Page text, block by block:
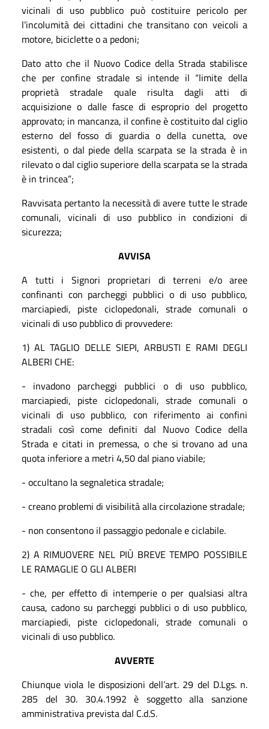
vicinali di uso pubblico può costituire pericolo per
l’incolumità dei cittadini che transitano con veicoli a
motore, biciclette o a pedoni;
Dato atto che il Nuovo Codice della Strada stabilisce
che per confine stradale si intende il “limite della
proprietà stradale quale risulta dagli atti di
acquisizione o dalle fasce di esproprio del progetto
approvato; in mancanza, il confine è costituito dal ciglio
esterno del fosso di guardia o della cunetta, ove
esistenti, o dal piede della scarpata se la strada è in
rilevato o dal ciglio superiore della scarpata se la strada
è in trincea”;
Ravvisata pertanto la necessità di avere tutte le strade
comunali, vicinali di uso pubblico in condizioni di
sicurezza;
AVVISA
A tutti i Signori proprietari di terreni e/o aree
confinanti con parcheggi pubblici o di uso pubblico,
marciapiedi, piste ciclopedonali, strade comunali o
vicinali di uso pubblico di provvedere:
1) AL TAGLIO DELLE SIEPI, ARBUSTI E RAMI DEGLI
ALBERI CHE:
- invadono parcheggi pubblici o di uso pubblico,
marciapiedi, piste ciclopedonali, strade comunali o
vicinali di uso pubblico, con riferimento ai confini
stradali così come definiti dal Nuovo Codice della
Strada e citati in premessa, o che si trovano ad una
quota inferiore a metri 4,50 dal piano viabile;
- occultano la segnaletica stradale;
- creano problemi di visibilità alla circolazione stradale;
- non consentono il passaggio pedonale e ciclabile.
2) A RIMUOVERE NEL PIÙ BREVE TEMPO POSSIBILE
LE RAMAGLIE O GLI ALBERI
- che, per effetto di intemperie o per qualsiasi altra
causa, cadono su parcheggi pubblici o di uso pubblico,
marciapiedi, piste ciclopedonali, strade comunali o
vicinali di uso pubblico.
AVVERTE
Chiunque viola le disposizioni dell’art. 29 del D.Lgs. n.
285 del 30. 30.4.1992 è soggetto alla sanzione
amministrativa prevista dal C.d.S.